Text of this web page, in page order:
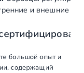
и внешние
большой опыт и
содержащий